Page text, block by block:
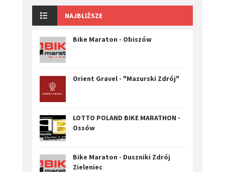
NAJBLIŻSZE
Bike Maraton - Obiszów
Orient Gravel - "Mazurski Zdrój"
LOTTO POLAND BIKE MARATHON -
Ossów
Bike Maraton - Duszniki Zdrój
Zieleniec